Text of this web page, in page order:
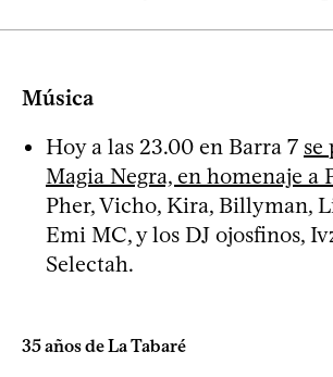
Música
Hoy a las 23.00 en Barra 7 se
Magia Negra, en homenaje a
Pher, Vicho, Kira, Billyman,
Emi MC, y los DJ ojosfinos,
Selectah.
35 años de La Tabaré